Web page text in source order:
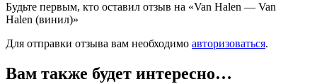
Будьте первым, кто оставил отзыв на «Van Halen — Van
Halen (винил)»
Для отправки отзыва вам необходимо авторизоваться.
Вам также будет интересно…